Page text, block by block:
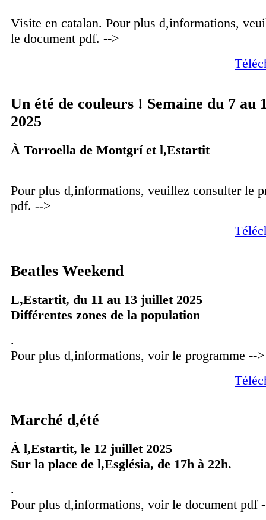
Visite en catalan. Pour plus d,informations,
le document pdf. -->
Un été de couleurs ! Semaine du 7 au
2025
À Torroella de Montgrí et l,Estartit
Pour plus d,informations, veuillez consulter le
pdf. -->
Beatles Weekend
L,Estartit, du 11 au 13 juillet 2025
Différentes zones de la population
.
Pour plus d,informations, voir le programme -->
Marché d,été
À l,Estartit, le 12 juillet 2025
Sur la place de l,Església, de 17h à 22h.
.
Pour plus d,informations, voir le document pdf